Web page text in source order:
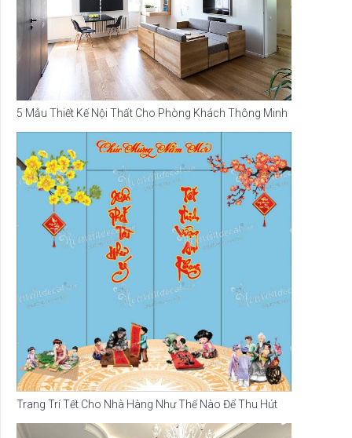
5 Mẫu Thiết Kế Nội Thất Cho Phòng Khách Thông Minh
Trang Trí Tết Cho Nhà Hàng Như Thế Nào Để Thu Hút